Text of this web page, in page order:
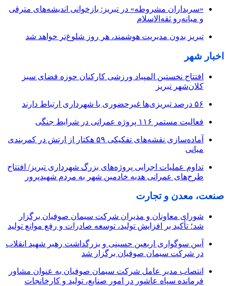
«سربداران مشروطه» در تبریز: بازخوانی اندیشه‌های مترقی
و میانه‌رو ثقه‌الاسلام
تبریز بدون مدیریت هوشمند، هر روز شلوغ‌تر خواهد شد
اخبار شهر
افتتاح نخستین المپیاد ورزشی کارکنان حوزه فضای سبز
کلان‌شهر تبریز
۵۶ درصد تبریزی‌ها غیرحضوری با شهرداری ارتباط دارند
فعالیت مستمر ۱۱۶ پروژه عمرانی در شرایط جنگی
آماده‌سازی نقشه‌های تفکیکی ۵۹ هکتار از ارتش در کمربندی
میانی
تداوم عملیات اجرایی پروژه‌های بزرگ شهرداری تبریز/ افتتاح
طرح‌های عمرانی هدیه خادمین شهر به مردم شهیدپرور
صنعت، معدن و تجارت
شورای معاونان و مدیران شرکت سیمان صوفیان برگزار
شد؛ تأکید بر افزایش تولید، توسعه صادرات و رفع موانع تولید
آیین سوگواری اربعین حسینی و بزرگداشت رهبر شهید انقلاب
در شرکت سیمان صوفیان برگزار شد
انتصاب مدیر عامل شرکت سیمان صوفیان به عنوان مشاور
فرمانده سپاه عاشور در امور صنایع، تولید و کارخانجات